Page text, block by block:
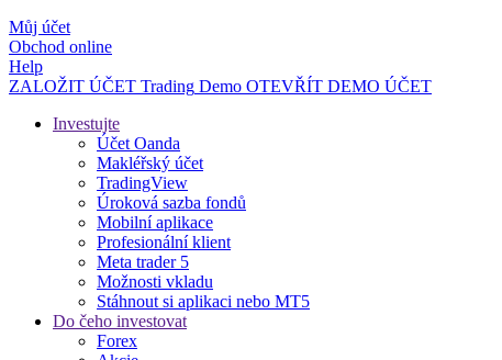
Můj účet
Obchod online
Help
ZALOŽIT ÚČET Trading Demo OTEVŘÍT DEMO ÚČET
Investujte
Účet Oanda
Makléřský účet
TradingView
Úroková sazba fondů
Mobilní aplikace
Profesionální klient
Meta trader 5
Možnosti vkladu
Stáhnout si aplikaci nebo MT5
Do čeho investovat
Forex